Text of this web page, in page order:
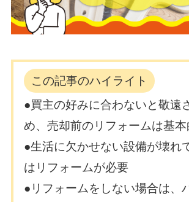
この記事のハイライト
●買主の好みに合わないと敬遠
め、売却前のリフォームは基
●生活に欠かせない設備が壊れ
はリフォームが必要
●リフォームをしない場合は、